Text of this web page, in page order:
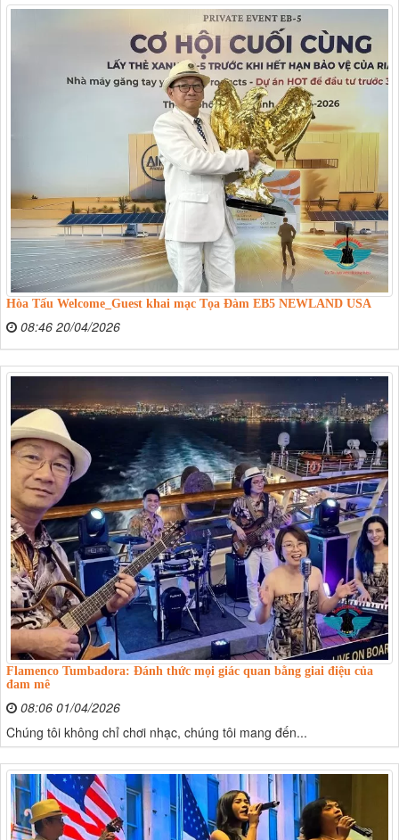
Hòa Tấu Welcome_Guest khai mạc Tọa Đàm EB5 NEWLAND USA
08:46 20/04/2026
Flamenco Tumbadora: Đánh thức mọi giác quan bằng giai điệu của
đam mê
08:06 01/04/2026
Chúng tôi không chỉ chơi nhạc, chúng tôi mang đến...